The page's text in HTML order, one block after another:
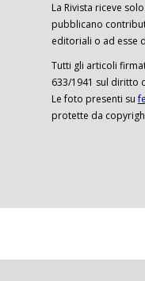
La Rivista riceve
pubblicano
editoriali o ad esse
Tutti gli articoli
633/1941 sul diritto
Le foto presenti su
protette da